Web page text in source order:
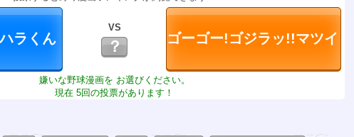
VS
？
嫌いな野球漫画を お選びください。
現在 5回の投票があります！